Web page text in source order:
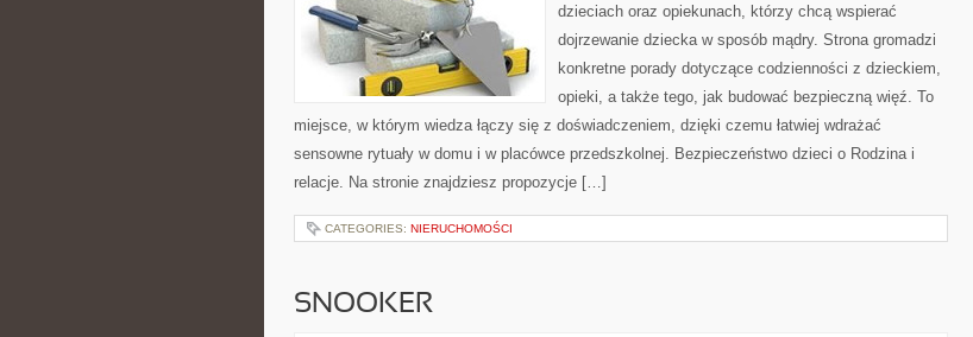
dzieciach oraz opiekunach, którzy chcą wspierać
dojrzewanie dziecka w sposób mądry. Strona gromadzi
konkretne porady dotyczące codzienności z dzieckiem,
opieki, a także tego, jak budować bezpieczną więź. To
miejsce, w którym wiedza łączy się z doświadczeniem, dzięki czemu łatwiej wdrażać
sensowne rytuały w domu i w placówce przedszkolnej. Bezpieczeństwo dzieci o Rodzina i
relacje. Na stronie znajdziesz propozycje […]
CATEGORIES: NIERUCHOMOŚCI
SNOOKER